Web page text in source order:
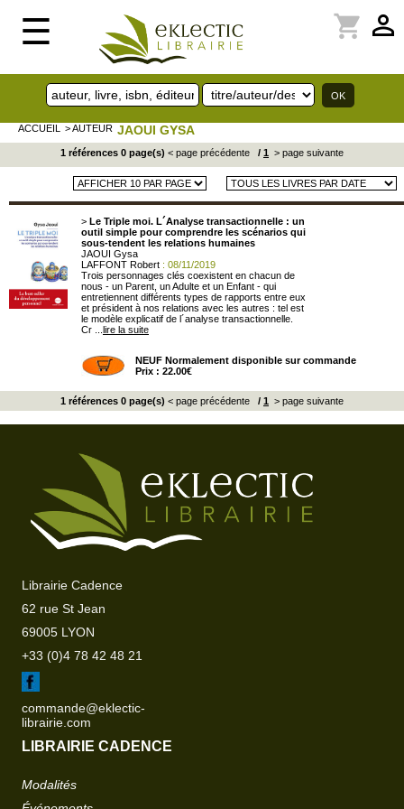
☰ perm_identity
shopping_cart
ACCUEIL > AUTEUR JAOUI GYSA
1 références 0 page(s) < page précédente / 1 > page suivante
> Le Triple moi. L´Analyse transactionnelle : un
outil simple pour comprendre les scénarios qui
sous-tendent les relations humaines
JAOUI Gysa
LAFFONT Robert : 08/11/2019
Trois personnages clés coexistent en chacun de
nous - un Parent, un Adulte et un Enfant - qui
entretiennent différents types de rapports entre eux
et président à nos relations avec les autres : tel est
le modèle explicatif de l´analyse transactionnelle.
Cr ... lire la suite
NEUF Normalement disponible sur commande
Prix : 22.00€
1 références 0 page(s) < page précédente / 1 > page suivante
Librairie Cadence
62 rue St Jean
69005 LYON
+33 (0)4 78 42 48 21
commande@eklectic-
librairie.com
LIBRAIRIE CADENCE
Modalités